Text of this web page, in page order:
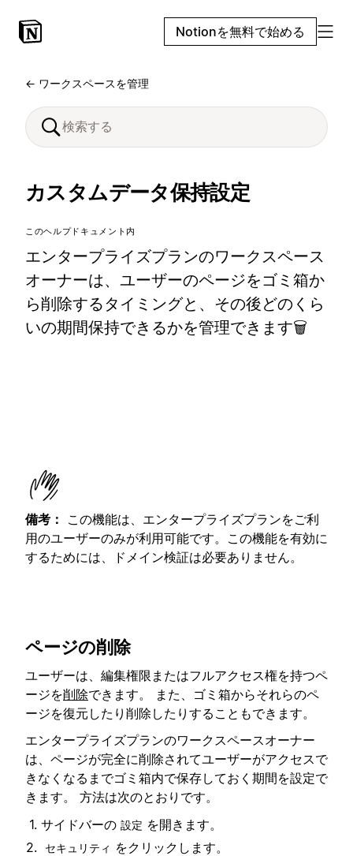
Notionを無料で始める
← ワークスペースを管理
カスタムデータ保持設定
このヘルプドキュメント内
エンタープライズプランのワークスペース
オーナーは、ユーザーのページをゴミ箱か
ら削除するタイミングと、その後どのくら
いの期間保持できるかを管理できます🗑️
備考：
この機能は、エンタープライズプランをご利
用のユーザーのみが利用可能です。この機能を有効に
するためには、ドメイン検証は必要ありません。
ページの削除
ユーザーは、編集権限またはフルアクセス権を持つペ
ージを削除できます。 また、ゴミ箱からそれらのペ
ージを復元したり削除したりすることもできます。
エンタープライズプランのワークスペースオーナー
は、ページが完全に削除されてユーザーがアクセスで
きなくなるまでゴミ箱内で保存しておく期間を設定で
きます。 方法は次のとおりです。
サイドバーの 設定 を開きます。
セキュリティ をクリックします。